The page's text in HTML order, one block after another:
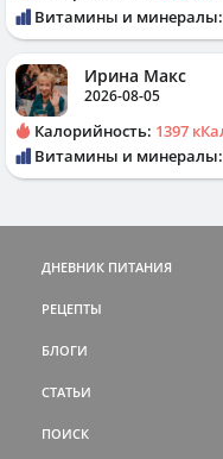
Витамины и минералы:
Ирина Макс
2026-08-05
Калорийность: 1397
Витамины и минералы:
ДНЕВНИК ПИТАНИЯ
РЕЦЕПТЫ
БЛОГИ
СТАТЬИ
ПОИСК